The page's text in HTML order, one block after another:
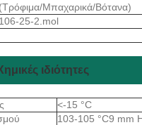
(Τρόφιμα/Μπαχαρικά/Βότανα)
106-25-2.mol
ιδιότητες
<-15 °C
103-105 °C9 mm